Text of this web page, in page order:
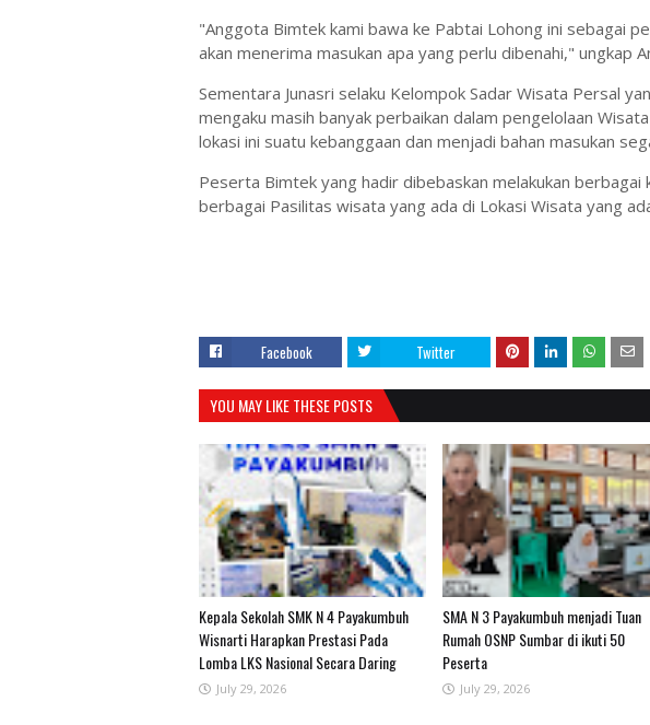
"Anggota Bimtek kami bawa ke Pabtai Lohong ini sebagai
akan menerima masukan apa yang perlu dibenahi," ungkap
Sementara Junasri selaku Kelompok Sadar Wisata Persal
mengaku masih banyak perbaikan dalam pengelolaan
lokasi ini suatu kebanggaan dan menjadi bahan masukan
Peserta Bimtek yang hadir dibebaskan melakukan
berbagai Pasilitas wisata yang ada di Lokasi Wisata yang
Facebook Twitter
YOU MAY LIKE THESE POSTS
Kepala Sekolah SMK N 4 Payakumbuh
Wisnarti Harapkan Prestasi Pada
Lomba LKS Nasional Secara Daring
July 29, 2026
SMA N 3 Payakumbuh menjadi Tuan
Rumah OSNP Sumbar di ikuti 50
Peserta
July 29, 2026